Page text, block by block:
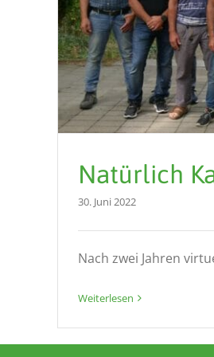
Natürlich
30. Juni 2022
Nach zwei Jahren
Weiterlesen